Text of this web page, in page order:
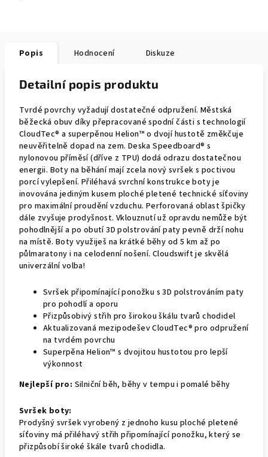
Popis Hodnocení Diskuze
Detailní popis produktu
Tvrdé povrchy vyžadují dostatečné odpružení. Městská
běžecká obuv díky přepracované spodní části s technologií
CloudTec® a superpěnou Helion™ o dvojí hustotě změkčuje
neuvěřitelně dopad na zem. Deska Speedboard® s
nylonovou příměsí (dříve z TPU) dodá odrazu dostatečnou
energii. Boty na běhání mají zcela nový svršek s poctivou
porcí vylepšení. Přiléhavá svrchní konstrukce boty je
inovována jediným kusem ploché pletené technické síťoviny
pro maximální proudění vzduchu. Perforovaná oblast špičky
dále zvyšuje prodyšnost. Vklouznutí už opravdu nemůže být
pohodlnější a po obutí 3D polstrování paty pevně drží nohu
na místě. Boty využiješ na krátké běhy od 5 km až po
půlmaratony i na celodenní nošení. Cloudswift je skvělá
univerzální volba!
Svršek připomínající ponožku s 3D polstrováním paty
pro pohodlí a oporu
Přizpůsobivý střih pro širokou škálu tvarů chodidel
Aktualizovaná mezipodešev CloudTec® pro odpružení
na tvrdém povrchu
Superpěna Helion™ s dvojitou hustotou pro lepší
výkonnost
Nejlepší pro: Silniční běh, běhy v tempu i pomalé běhy
Svršek boty:
Prodyšný svršek vyrobený z jednoho kusu ploché pletené
síťoviny má přiléhavý střih připomínající ponožku, který se
přizpůsobí široké škále tvarů chodidla.